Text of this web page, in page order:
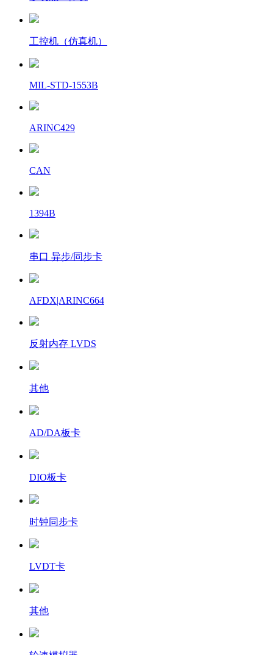
工控机（仿真机）
MIL-STD-1553B
ARINC429
CAN
1394B
串口 异步/同步卡
AFDX|ARINC664
反射内存 LVDS
其他
AD/DA板卡
DIO板卡
时钟同步卡
LVDT卡
其他